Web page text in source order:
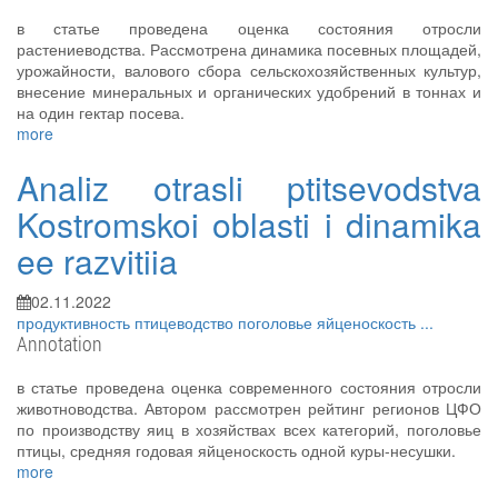
в статье проведена оценка состояния отросли
растениеводства. Рассмотрена динамика посевных площадей,
урожайности, валового сбора сельскохозяйственных культур,
внесение минеральных и органических удобрений в тоннах и
на один гектар посева.
more
Analiz otrasli ptitsevodstva
Kostromskoi oblasti i dinamika
ee razvitiia
02.11.2022
продуктивность птицеводство поголовье яйценоскость ...
Annotation
в статье проведена оценка современного состояния отросли
животноводства. Автором рассмотрен рейтинг регионов ЦФО
по производству яиц в хозяйствах всех категорий, поголовье
птицы, средняя годовая яйценоскость одной куры-несушки.
more